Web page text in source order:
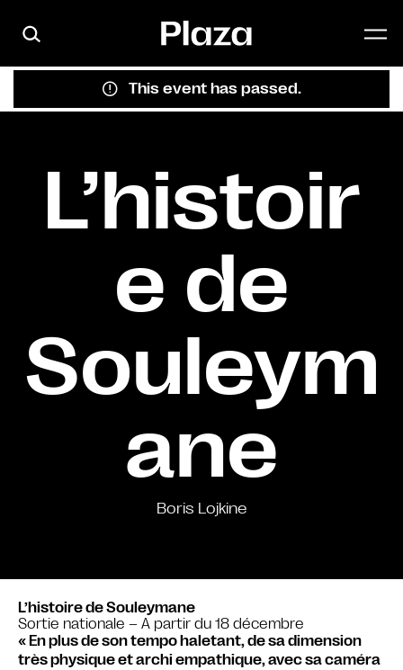
This event has passed.
L’histoir
e de
Souleym
ane
Boris Lojkine
L’histoire de Souleymane
Sortie nationale – A partir du 18 décembre
« En plus de son tempo haletant, de sa dimension
très physique et archi empathique, avec sa caméra